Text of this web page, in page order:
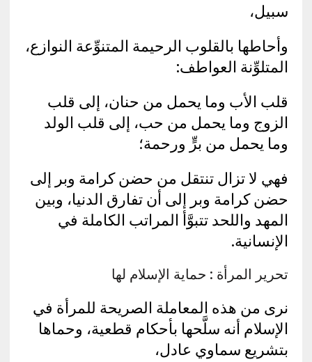
سبيل،
وأحاطها بالقلوب الرحيمة المتنوِّعة النوازع،
المتلوِّنة العواطف:
قلب الأب وما يحمل من حنان، إلى قلب
الزوج وما يحمل من حب، إلى قلب الولد
وما يحمل من برٍّ ورحمة؛
فهي لا تزال تنتقل من حضن كرامة وبر إلى
حضن كرامة وبر إلى أن تفارق الدنيا، وبين
المهد واللحد تتبوَّأ المراتب الكاملة في
الإنسانية.
تحرير المرأة : حماية الإسلام لها
نرى من هذه المعاملة الصريحة للمرأة في
الإسلام أنه سلَّحها بأحكام قطعية، وحماها
بتشريع سماوي عادل،